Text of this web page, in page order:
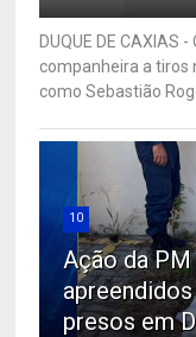
DUQUE DE CAXIAS
companheira a tiros
como Sebastião
10
Ação da
presos em